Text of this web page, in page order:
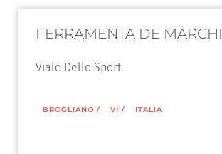
FERRAMENTA DE MARCHI
Viale Dello Sport
BROGLIANO / VI / ITALIA